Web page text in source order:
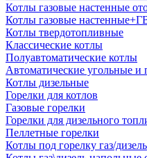
Котлы газовые настенные
Котлы газовые
Котлы твердотопливные
Классические котлы
Полуавтоматические котлы
Автоматические угольные и
Котлы дизельные
Горелки для котлов
Газовые горелки
Горелки для дизельного
Пеллетные горелки
Котлы под горелку газ/дизель